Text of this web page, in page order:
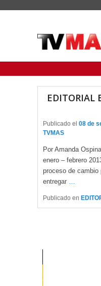
EDITORIAL
Publicado el 08 de
TVMAS
Por Amanda
enero – febrero
proceso de cambio
entregar
Publicado en